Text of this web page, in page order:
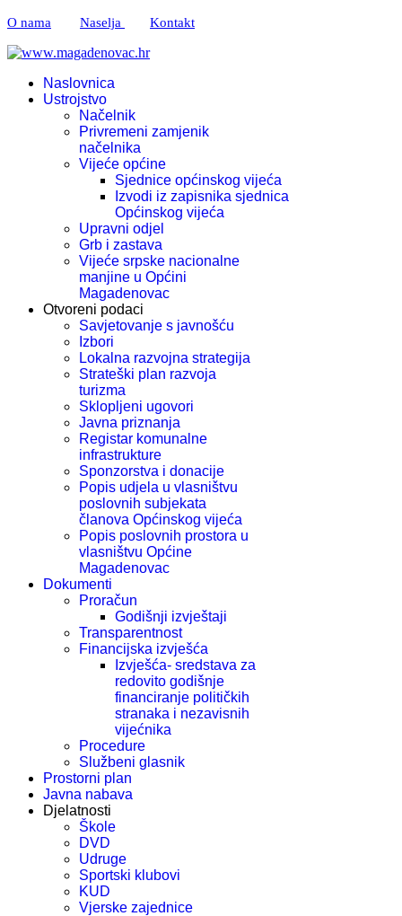
O nama Naselja Kontakt
Naslovnica
Ustrojstvo
Načelnik
Privremeni zamjenik
načelnika
Vijeće općine
Sjednice općinskog vijeća
Izvodi iz zapisnika sjednica
Općinskog vijeća
Upravni odjel
Grb i zastava
Vijeće srpske nacionalne
manjine u Općini
Magadenovac
Otvoreni podaci
Savjetovanje s javnošću
Izbori
Lokalna razvojna strategija
Strateški plan razvoja
turizma
Sklopljeni ugovori
Javna priznanja
Registar komunalne
infrastrukture
Sponzorstva i donacije
Popis udjela u vlasništvu
poslovnih subjekata
članova Općinskog vijeća
Popis poslovnih prostora u
vlasništvu Općine
Magadenovac
Dokumenti
Proračun
Godišnji izvještaji
Transparentnost
Financijska izvješća
Izvješća- sredstava za
redovito godišnje
financiranje političkih
stranaka i nezavisnih
vijećnika
Procedure
Službeni glasnik
Prostorni plan
Javna nabava
Djelatnosti
Škole
DVD
Udruge
Sportski klubovi
KUD
Vjerske zajednice